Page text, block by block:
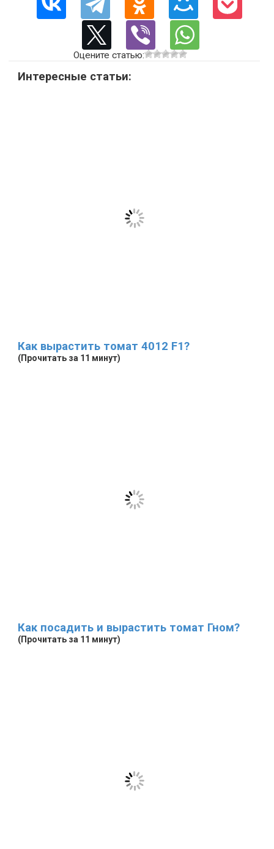
Оцените статью:
Интересные статьи:
Как вырастить томат 4012 F1?
(Прочитать за 11 минут)
Как посадить и вырастить томат Гном?
(Прочитать за 11 минут)